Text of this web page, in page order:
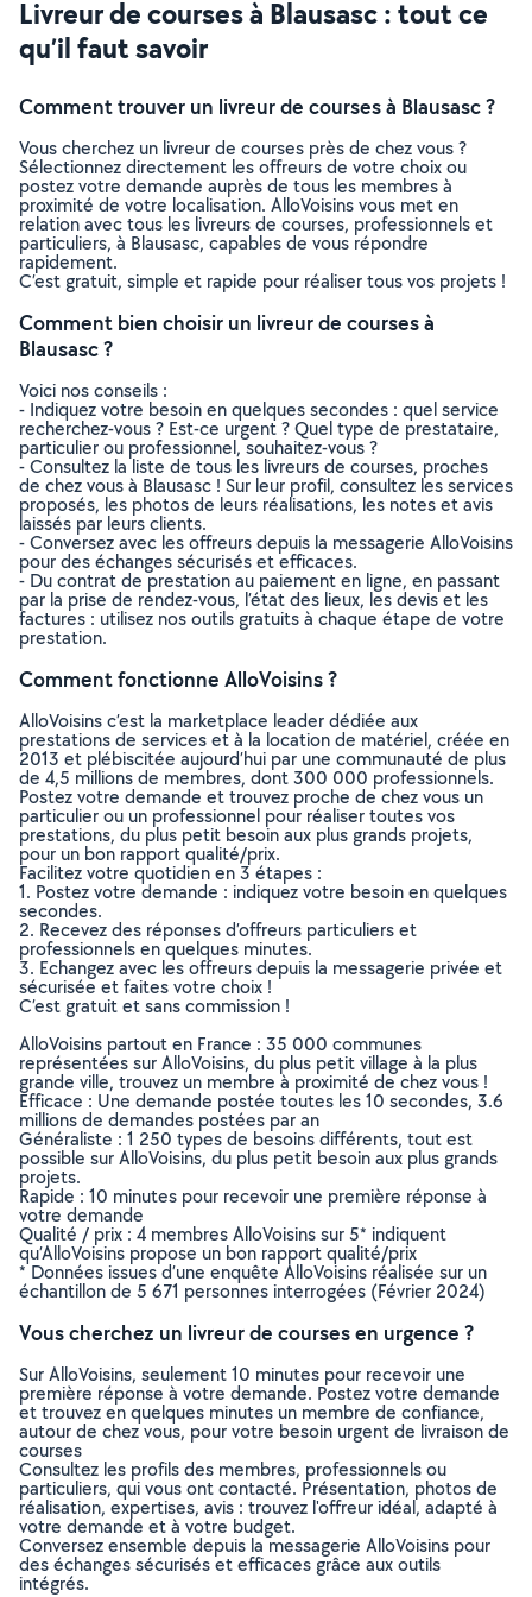
Livreur de courses à Blausasc : tout ce
qu’il faut savoir
Comment trouver un livreur de courses à Blausasc ?
Vous cherchez un livreur de courses près de chez vous ?
Sélectionnez directement les offreurs de votre choix ou
postez votre demande auprès de tous les membres à
proximité de votre localisation. AlloVoisins vous met en
relation avec tous les livreurs de courses, professionnels et
particuliers, à Blausasc, capables de vous répondre
rapidement.
C’est gratuit, simple et rapide pour réaliser tous vos projets !
Comment bien choisir un livreur de courses à
Blausasc ?
Voici nos conseils :
- Indiquez votre besoin en quelques secondes : quel service
recherchez-vous ? Est-ce urgent ? Quel type de prestataire,
particulier ou professionnel, souhaitez-vous ?
- Consultez la liste de tous les livreurs de courses, proches
de chez vous à Blausasc ! Sur leur profil, consultez les services
proposés, les photos de leurs réalisations, les notes et avis
laissés par leurs clients.
- Conversez avec les offreurs depuis la messagerie AlloVoisins
pour des échanges sécurisés et efficaces.
- Du contrat de prestation au paiement en ligne, en passant
par la prise de rendez-vous, l’état des lieux, les devis et les
factures : utilisez nos outils gratuits à chaque étape de votre
prestation.
Comment fonctionne AlloVoisins ?
AlloVoisins c’est la marketplace leader dédiée aux
prestations de services et à la location de matériel, créée en
2013 et plébiscitée aujourd’hui par une communauté de plus
de 4,5 millions de membres, dont 300 000 professionnels.
Postez votre demande et trouvez proche de chez vous un
particulier ou un professionnel pour réaliser toutes vos
prestations, du plus petit besoin aux plus grands projets,
pour un bon rapport qualité/prix.
Facilitez votre quotidien en 3 étapes :
1. Postez votre demande : indiquez votre besoin en quelques
secondes.
2. Recevez des réponses d’offreurs particuliers et
professionnels en quelques minutes.
3. Echangez avec les offreurs depuis la messagerie privée et
sécurisée et faites votre choix !
C’est gratuit et sans commission !
AlloVoisins partout en France : 35 000 communes
représentées sur AlloVoisins, du plus petit village à la plus
grande ville, trouvez un membre à proximité de chez vous !
Efficace : Une demande postée toutes les 10 secondes, 3.6
millions de demandes postées par an
Généraliste : 1 250 types de besoins différents, tout est
possible sur AlloVoisins, du plus petit besoin aux plus grands
projets.
Rapide : 10 minutes pour recevoir une première réponse à
votre demande
Qualité / prix : 4 membres AlloVoisins sur 5* indiquent
qu’AlloVoisins propose un bon rapport qualité/prix
* Données issues d’une enquête AlloVoisins réalisée sur un
échantillon de 5 671 personnes interrogées (Février 2024)
Vous cherchez un livreur de courses en urgence ?
Sur AlloVoisins, seulement 10 minutes pour recevoir une
première réponse à votre demande. Postez votre demande
et trouvez en quelques minutes un membre de confiance,
autour de chez vous, pour votre besoin urgent de livraison de
courses
Consultez les profils des membres, professionnels ou
particuliers, qui vous ont contacté. Présentation, photos de
réalisation, expertises, avis : trouvez l'offreur idéal, adapté à
votre demande et à votre budget.
Conversez ensemble depuis la messagerie AlloVoisins pour
des échanges sécurisés et efficaces grâce aux outils
intégrés.